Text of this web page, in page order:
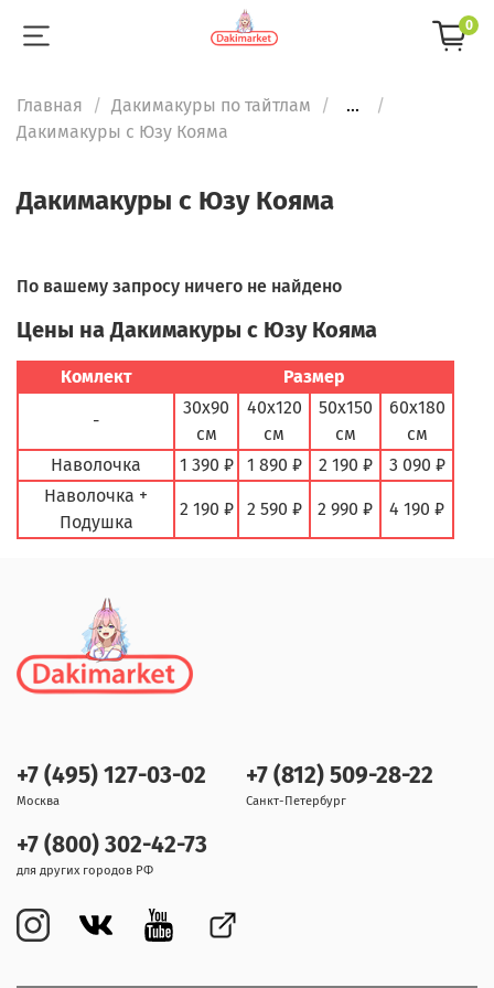
0
Главная Дакимакуры по тайтлам
...
Дакимакуры с Юзу Кояма
Дакимакуры с Юзу Кояма
По вашему запросу ничего не найдено
Цены на Дакимакуры с Юзу Кояма
Комлект Размер
-
30х90
см
40х120
см
50х150
см
60х180
см
Наволочка
1 390 ₽ 1 890 ₽ 2 190 ₽
3 090 ₽
Наволочка +
Подушка
2 190 ₽ 2 590 ₽ 2 990 ₽ 4 190 ₽
+7 (495) 127-03-02
Москва
+7 (812) 509-28-22
Санкт-Петербург
+7 (800) 302-42-73
для других городов РФ